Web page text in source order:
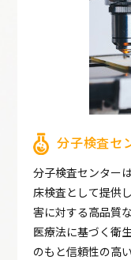
分子検査セ
分子検査センター
床検査として提供
害に対する高品質
医療法に基づく衛
のもと信頼性の高